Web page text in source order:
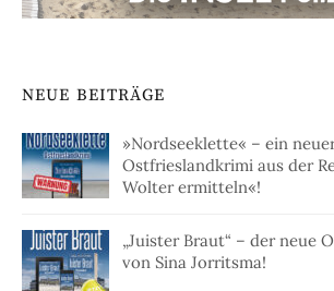
NEUE BEITRÄGE
»Nordseeklette« – ein
Ostfrieslandkrimi aus der
Wolter ermitteln«!
„Juister Braut“ – der neue
von Sina Jorritsma!